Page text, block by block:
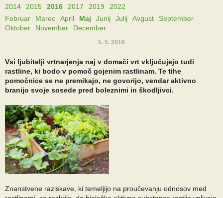
2014 2015 2016 2017 2019
2022
Februar
Marec April Maj Junij Julij Avgust
September
Oktober
November December
5. 5. 2016
Vsi ljubitelji vrtnarjenja naj v domači vrt vključujejo tudi
rastline, ki bodo v pomoč gojenim rastlinam. Te tihe
pomočnice se ne premikajo, ne govorijo, vendar aktivno
branijo svoje sosede pred boleznimi in škodljivci.
Znanstvene raziskave, ki temeljijo na proučevanju odnosov med